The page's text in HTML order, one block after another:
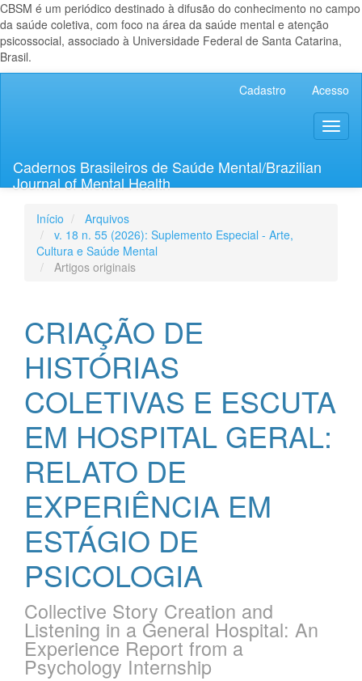
CBSM é um periódico destinado à difusão do conhecimento no campo
da saúde coletiva, com foco na área da saúde mental e atenção
psicossocial, associado à Universidade Federal de Santa Catarina,
Brasil.
Lateral
Cadastro Acesso
Cadernos Brasileiros de Saúde Mental/Brazilian
Journal of Mental Health
Início
Arquivos
v. 18 n. 55 (2026): Suplemento Especial - Arte,
Cultura e Saúde Mental
Artigos originais
CRIAÇÃO DE
HISTÓRIAS
COLETIVAS E ESCUTA
EM HOSPITAL GERAL:
RELATO DE
EXPERIÊNCIA EM
ESTÁGIO DE
PSICOLOGIA
Collective Story Creation and
Listening in a General Hospital: An
Experience Report from a
Psychology Internship